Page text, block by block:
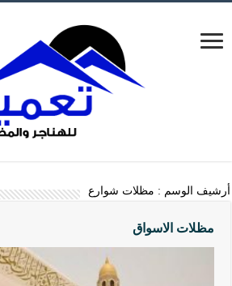
أرشيف الوسم : مظلات شوارع
مظلات الاسواق